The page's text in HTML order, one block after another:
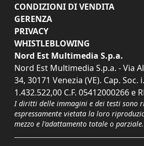
CONDIZIONI DI VENDITA
GERENZA
PRIVACY
WHISTLEBLOWING
Nord Est Multimedia S.p.a.
Nord Est Multimedia S.p.a. - Via
34, 30171 Venezia (VE). Cap. Soc.
1.432.522,00 C.F. 05412000266 e
I diritti delle immagini e dei testi sono
espressamente vietata la loro
mezzo e l'adattamento totale o parziale.